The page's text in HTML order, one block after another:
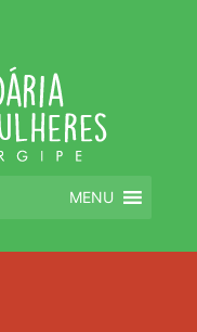
MENU
in the Live Composer.